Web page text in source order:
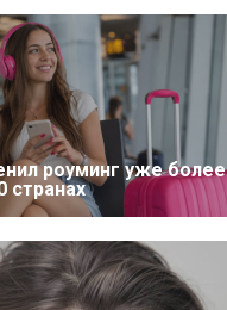
роуминг уже более
странах